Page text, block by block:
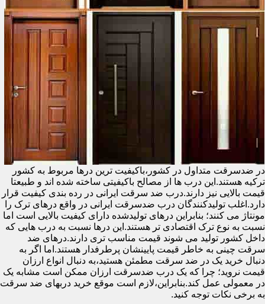
در ضدسرقت متداول در کشور،باکیفیت ترین درها مربوط به کشور
ترکیه هستند.این درب ها از مصالح باکیفیتی ساخته شده اند و طبیعتا
قیمت بالایی نیز دارند.درب ضد سرقت ایرانی در رده بندی کیفیت قرار
دارد.اغلب تولیدکنندگان درب ضدسرقت ایرانی در واقع درهای ترک را
مونتاژ می کنند؛ بنابراین درهای تولیدشده دارای کیفیت بالایی است اما
نسبت به نوع ترک اقتصادی تر هستند.این درها نسبت به درب هایی که
داخل کشور تولید می شوند قیمت مناسب تری دارند.درهای ضد
سرقت چینی به خاطر قیمت پایینشان پرطرفدار هستند.اما اگر به
دنبال خرید یک در ضد سرقت مطمئن هستید،به دنبال انواع ارزان
قیمت نروید؛ چرا که یک درب ضدسرقت ارزان ممکن است مشابه یک
در معمولی عمل کند.بنابراین،لازم است موقع خرید دربهای ضد سرقت
به برخی نکات توجه کنید.